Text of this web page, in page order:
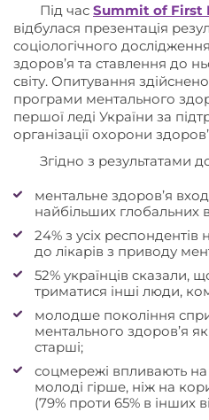
Під час Summit of First
відбулася презентація
соціологічного
здоров’я та ставлення до
світу. Опитування
програми ментального
першої леді України за
організації охорони
Згідно з результатами
ментальне здоров’я
найбільших глобальних
24% з усіх
до лікарів з приводу
52% українців сказали,
триматися інші люди,
молодше покоління
ментального здоров’я
старші;
соцмережі впливають на
молоді гірше, ніж на
(79% проти 65% в інших